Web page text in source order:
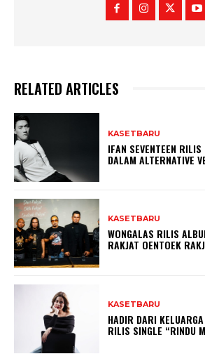
RELATED ARTICLES
KASETBARU
IFAN SEVENTEEN
DALAM ALTERNATIVE
KASETBARU
WONGALAS RILIS
RAKJAT OENTOEK
KASETBARU
HADIR DARI
RILIS SINGLE “RINDU